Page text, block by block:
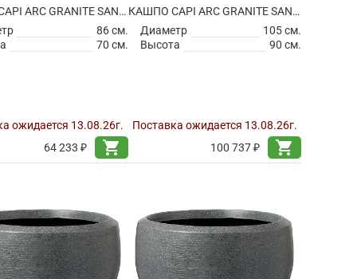
КАШПО CAPI ARC GRANITE SANDBAG MEDIUM WARM TAUPE
86 см.
70 см.
ожидается 13.08.26г.
64 233 ₽
shopping_cart
КАШПО CAPI ARC GRANITE SANDBAG MEDIUM WARM TAUPE
Диаметр
105 см.
Высота
90 см.
Поставка ожидается 13.08.26г.
100 737 ₽
shopping_cart